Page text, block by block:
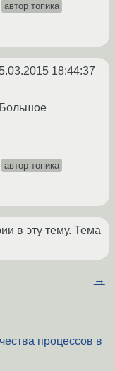
автор топика
18:44:37
Большое
автор топика
в эту тему. Тема
→
процессов в